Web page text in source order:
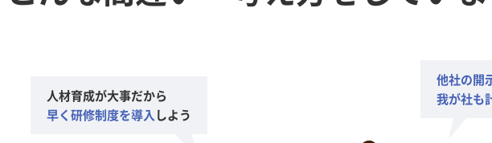
人材育成が大事だから
早く研修制度を導入 しよう
他社の開
我が社も